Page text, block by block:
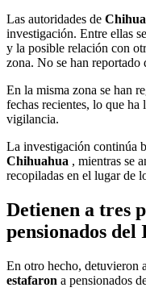
Las autoridades de
investigación. Entre ellas
y la posible relación con
zona. No se han reportado
En la misma zona se han
fechas recientes, lo que
vigilancia.
La investigación continúa
Chihuahua , mientras se
recopiladas en el lugar de
Detienen a tres
pensionados del
En otro hecho, detuvieron
estafaron a pensionados